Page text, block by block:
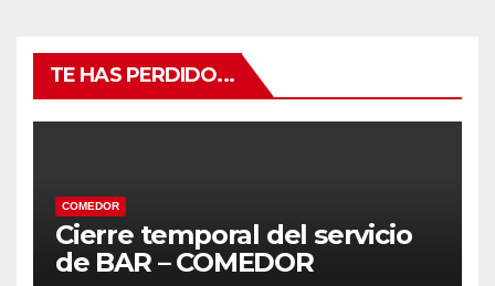
TE HAS PERDIDO...
COMEDOR
Cierre temporal del servicio
de BAR – COMEDOR